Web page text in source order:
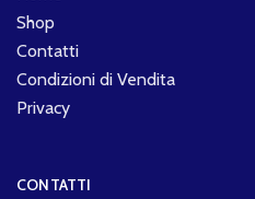
Shop
Contatti
Condizioni di Vendita
Privacy
CONTATTI